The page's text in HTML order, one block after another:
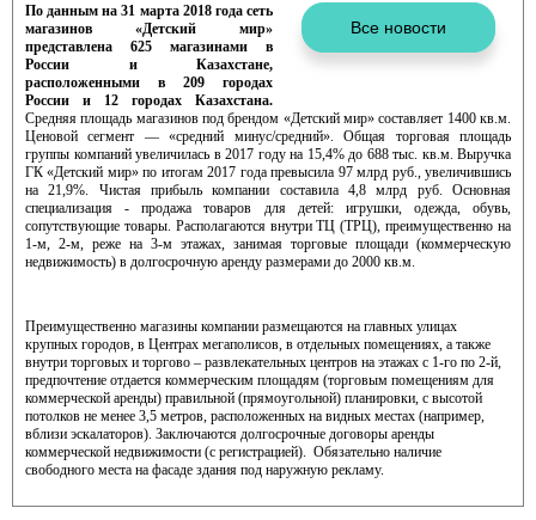
По данным на 31 марта 2018 года сеть
магазинов «Детский мир»
представлена 625 магазинами в
России и Казахстане,
расположенными в 209 городах
России и 12 городах Казахстана.
Средняя площадь магазинов под брендом «Детский мир» составляет 1400 кв.м.
Ценовой сегмент — «средний минус/средний». Общая торговая площадь
группы компаний увеличилась в 2017 году на 15,4% до 688 тыс. кв.м. Выручка
ГК «Детский мир» по итогам 2017 года превысила 97 млрд руб., увеличившись
на 21,9%. Чистая прибыль компании составила 4,8 млрд руб. Основная
специализация - продажа товаров для детей: игрушки, одежда, обувь,
сопутствующие товары. Располагаются внутри ТЦ (ТРЦ), преимущественно на
1-м, 2-м, реже на 3-м этажах, занимая торговые площади (коммерческую
недвижимость) в долгосрочную аренду размерами до 2000 кв.м.
Преимущественно магазины компании размещаются на главных улицах
крупных городов, в Центрах мегаполисов, в отдельных помещениях, а также
внутри торговых и торгово – развлекательных центров на этажах с 1-го по 2-й,
предпочтение отдается коммерческим площадям (торговым помещениям для
коммерческой аренды) правильной (прямоугольной) планировки, с высотой
потолков не менее 3,5 метров, расположенных на видных местах (например,
вблизи эскалаторов). Заключаются долгосрочные договоры аренды
коммерческой недвижимости (с регистрацией). Обязательно наличие
свободного места на фасаде здания под наружную рекламу.